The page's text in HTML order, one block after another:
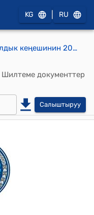
KG RU
Кызыл-Кыштак айылдык кеңешинин 2015-жылдын 7-октябрындагы № 98 "Оморбек датка атындагы орто мектептин спорт аянтчасына теннис аянтчасын (теннис кортун) куруу жөнүндө" токтому
Шилтеме документтер
Салыштыруу